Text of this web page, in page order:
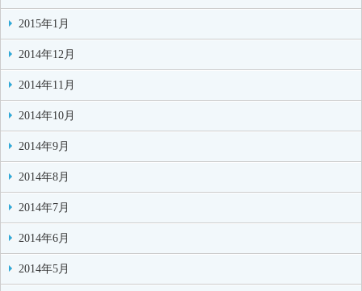
2015年1月
2014年12月
2014年11月
2014年10月
2014年9月
2014年8月
2014年7月
2014年6月
2014年5月